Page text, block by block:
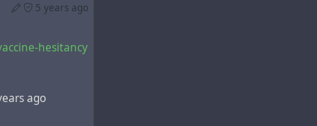
5 years ago
hesitancy
ago